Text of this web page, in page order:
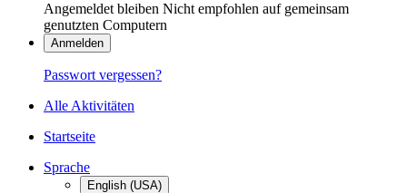
Angemeldet bleiben Nicht empfohlen auf gemeinsam
genutzten Computern
Anmelden
Passwort vergessen?
Alle Aktivitäten
Startseite
Sprache
English (USA)